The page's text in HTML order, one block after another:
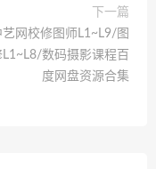
下一篇
艺网校修图师L1~L9/图
数码摄影课程百
度网盘资源合集